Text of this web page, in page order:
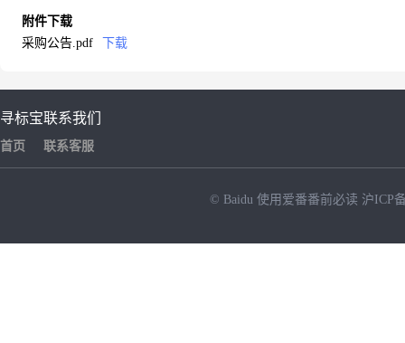
附件下载
采购公告.pdf
下载
寻标宝
首页
联系我们
联系客服
© Baidu 使用爱番番前必读 沪ICP